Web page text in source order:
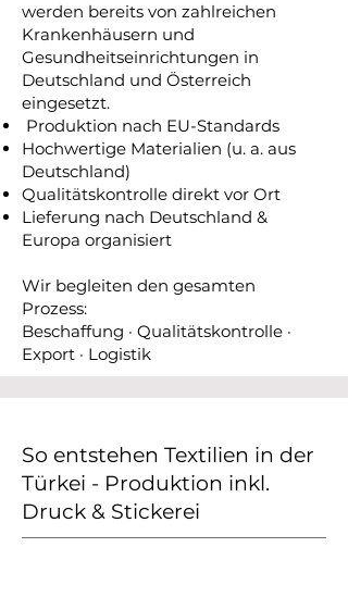
werden bereits von zahlreichen
Krankenhäusern und
Gesundheitseinrichtungen in
Deutschland und Österreich
eingesetzt.
Produktion nach EU-Standards
Hochwertige Materialien (u. a. aus
Deutschland)
Qualitätskontrolle direkt vor Ort
Lieferung nach Deutschland &
Europa organisiert
Wir begleiten den gesamten
Prozess:
Beschaffung · Qualitätskontrolle ·
Export · Logistik
So entstehen Textilien in der
Türkei - Produktion inkl.
Druck & Stickerei